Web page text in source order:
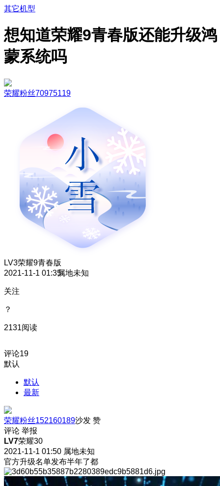
其它机型
想知道荣耀9青春版还能升级鸿
蒙系统吗
荣耀粉丝70975119
LV3荣耀9青春版
2021-11-1 01:35属地未知
关注
？
2131阅读
评论19
默认
默认
最新
荣耀粉丝152160189沙发 赞
评论 举报
LV7荣耀30
2021-11-1 01:50 属地未知
官方升级名单发布半年了都